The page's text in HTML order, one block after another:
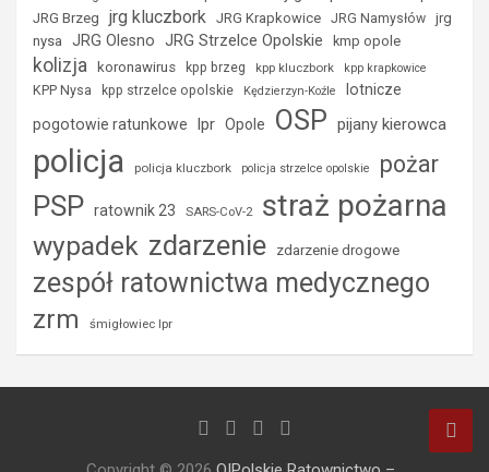
JRG Brzeg
jrg kluczbork JRG Krapkowice JRG Namysłów
jrg
nysa
JRG Olesno JRG Strzelce Opolskie kmp opole
kolizja koronawirus kpp brzeg kpp kluczbork kpp krapkowice
KPP Nysa kpp strzelce opolskie Kędzierzyn-Koźle
lotnicze
pogotowie ratunkowe
lpr Opole OSP pijany kierowca
policja policja kluczbork policja strzelce opolskie pożar
PSP ratownik 23 SARS-CoV-2 straż pożarna
wypadek zdarzenie zdarzenie drogowe
zespół ratownictwa medycznego
zrm śmigłowiec lpr